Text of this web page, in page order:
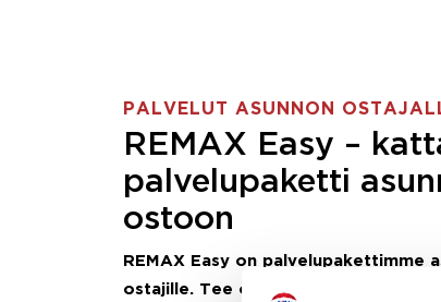
PALVELUT ASUNNON
REMAX Easy –
palvelupaketti
ostoon
REMAX Easy on palvelupakettimme
ostajille. Tee ostotoimeksianto ja